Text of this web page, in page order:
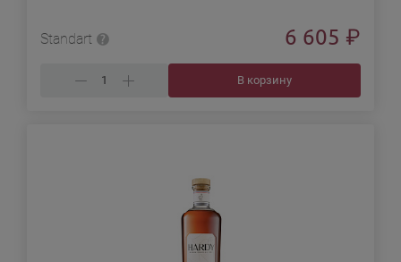
Standart 6 605 ₽
В корзину